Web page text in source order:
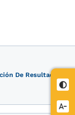
De Resultados